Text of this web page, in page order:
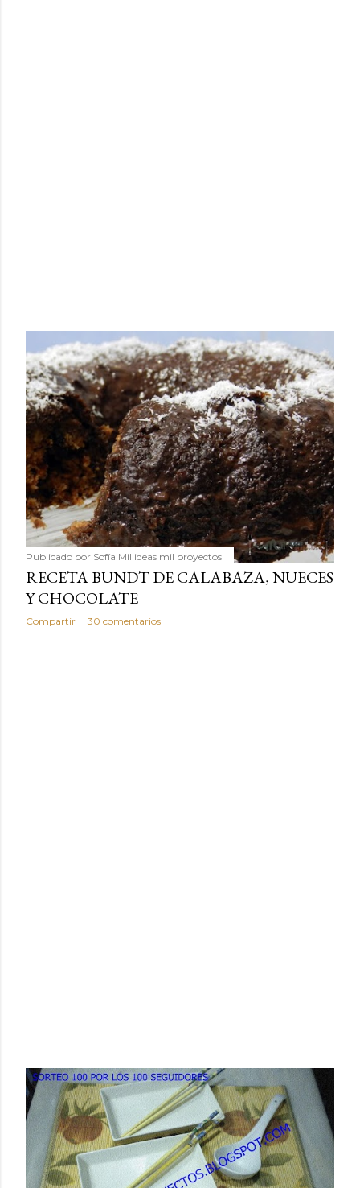
Publicado por Sofía Mil ideas mil proyectos
RECETA BUNDT DE CALABAZA, NUECES
Y CHOCOLATE
Compartir 30 comentarios